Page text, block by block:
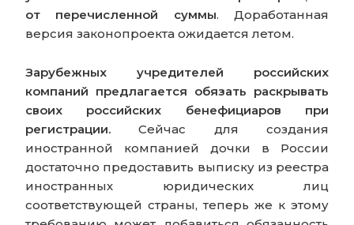
от перечисленной суммы. Доработанная
версия законопроекта ожидается летом.
Зарубежных учредителей российских
компаний предлагается обязать раскрывать
своих российских бенефициаров при
регистрации. Сейчас для создания
иностранной компанией дочки в России
достаточно предоставить выписку из реестра
иностранных юридических лиц
соответствующей страны, теперь же к этому